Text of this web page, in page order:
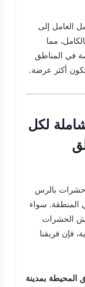
العامل إلى
مما
في المناطق
أكثر عرضة.
لكل
حشرات بالرس
المنطقة. سواء
الحشرات
فإن فريقنا
المحيطة بمدينة